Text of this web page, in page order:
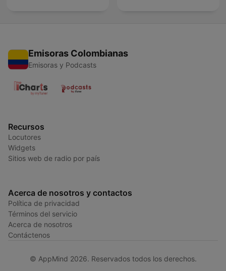
Emisoras Colombianas
Emisoras y Podcasts
Recursos
Locutores
Widgets
Sitios web de radio por país
Acerca de nosotros y contactos
Política de privacidad
Términos del servicio
Acerca de nosotros
Contáctenos
© AppMind 2026. Reservados todos los derechos.